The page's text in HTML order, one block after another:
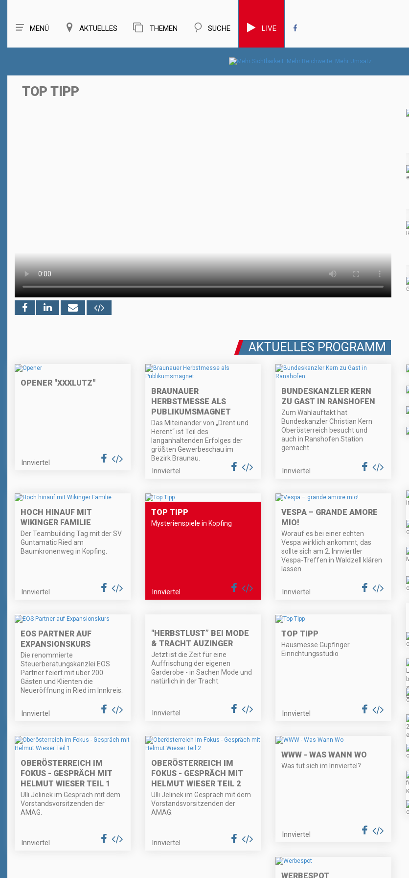
MENÜ AKTUELLES THEMEN SUCHE LIVE
TOP TIPP
AKTUELLES PROGRAMM
OPENER "XXXLUTZ"
Innviertel
BRAUNAUER
HERBSTMESSE ALS
PUBLIKUMSMAGNET
Das Miteinander von „Drent und
Herent“ ist Teil des
langanhaltenden Erfolges der
größten Gewerbeschau im
Bezirk Braunau.
Innviertel
BUNDESKANZLER KERN
ZU GAST IN RANSHOFEN
Zum Wahlauftakt hat
Bundeskanzler Christian Kern
Oberösterreich besucht und
auch in Ranshofen Station
gemacht.
Innviertel
HOCH HINAUF MIT
WIKINGER FAMILIE
Der Teambuilding Tag mit der SV
Guntamatic Ried am
Baumkronenweg in Kopfing.
Innviertel
TOP TIPP
Mysterienspiele in Kopfing
Innviertel
VESPA – GRANDE AMORE
MIO!
Worauf es bei einer echten
Vespa wirklich ankommt, das
sollte sich am 2. Innviertler
Vespa-Treffen in Waldzell klären
lassen.
Innviertel
EOS PARTNER AUF
EXPANSIONSKURS
Die renommierte
Steuerberatungskanzlei EOS
Partner feiert mit über 200
Gästen und Klienten die
Neueröffnung in Ried im Innkreis.
Innviertel
"HERBSTLUST” BEI MODE
& TRACHT AUZINGER
Jetzt ist die Zeit für eine
Auffrischung der eigenen
Garderobe - in Sachen Mode und
natürlich in der Tracht.
Innviertel
TOP TIPP
Hausmesse Gupfinger
Einrichtungsstudio
Innviertel
OBERÖSTERREICH IM
FOKUS - GESPRÄCH MIT
HELMUT WIESER TEIL 1
Ulli Jelinek im Gespräch mit dem
Vorstandsvorsitzenden der
AMAG.
Innviertel
OBERÖSTERREICH IM
FOKUS - GESPRÄCH MIT
HELMUT WIESER TEIL 2
Ulli Jelinek im Gespräch mit dem
Vorstandsvorsitzenden der
AMAG.
Innviertel
WWW - WAS WANN WO
Was tut sich im Innviertel?
Innviertel
WERBESPOT